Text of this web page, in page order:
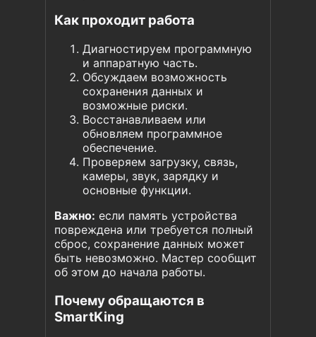
Как проходит работа
Диагностируем программную
и аппаратную часть.
Обсуждаем возможность
сохранения данных и
возможные риски.
Восстанавливаем или
обновляем программное
обеспечение.
Проверяем загрузку, связь,
камеры, звук, зарядку и
основные функции.
Важно: если память устройства
повреждена или требуется полный
сброс, сохранение данных может
быть невозможно. Мастер сообщит
об этом до начала работы.
Почему обращаются в
SmartKing